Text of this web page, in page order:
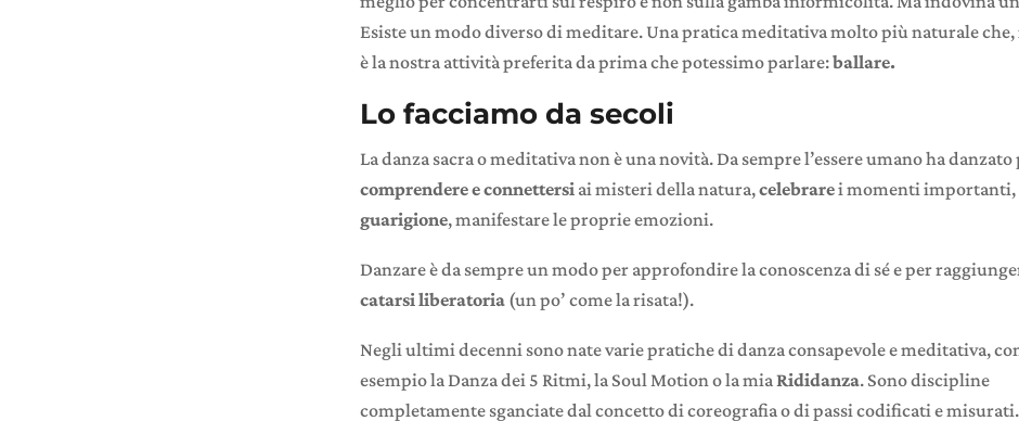
Esiste un modo diverso di meditare. Una pratica meditativa molto più naturale
è la nostra attività preferita da prima che potessimo parlare:ballare.
Lo facciamo da secoli
La danza sacra o meditativa non è una novità. Da sempre l’essere umano ha danzato
comprendere e connettersi ai misteri della natura,celebrarei momenti importanti,
guarigione, manifestare le proprie emozioni.
Danzare è da sempre un modo per approfondire la conoscenza di sé e per
catarsi liberatoria (un po’ come la risata!).
Negli ultimi decenni sono nate varie pratiche di danza consapevole e meditativa,
esempio la Danza dei 5 Ritmi, la Soul Motion o la miaRididanza. Sono discipline
completamente sganciate dal concetto di coreografia o di passi codificati e